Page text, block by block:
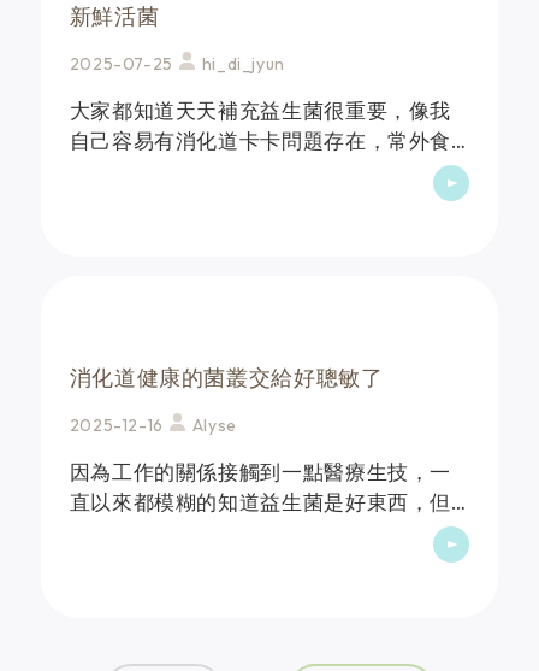
新鮮活菌
2025-07-25 hi_di_jyun
大家都知道天天補充益生菌很重要，像我
自己容易有消化道卡卡問題存在，常外食
又挑食且挑嘴#好聰敏3益生菌主打調整體
質很有感更深得我心想要嘗試看看，要記
消化道健康的菌叢交給好聰敏了
2025-12-16 Alyse
因為工作的關係接觸到一點醫療生技，一
直以來都模糊的知道益生菌是好東西，但
是好在哪卻沒有去瞭解。在意外聽了各類